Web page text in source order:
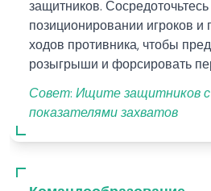
защитников.
позиционировании игроков
ходов противника, чтобы
розыгрыши и форсировать
Совет: Ищите защитников
показателями захватов